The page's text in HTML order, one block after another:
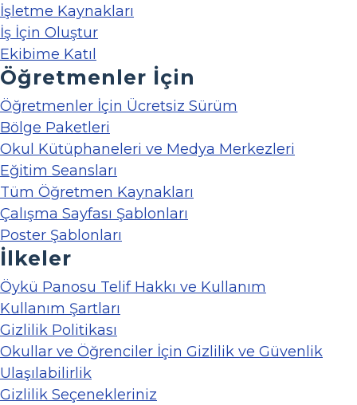
İşletme Kaynakları
İş İçin Oluştur
Ekibime Katıl
Öğretmenler İçin
Öğretmenler İçin Ücretsiz Sürüm
Bölge Paketleri
Okul Kütüphaneleri ve Medya Merkezleri
Eğitim Seansları
Tüm Öğretmen Kaynakları
Çalışma Sayfası Şablonları
Poster Şablonları
İlkeler
Öykü Panosu Telif Hakkı ve Kullanım
Kullanım Şartları
Gizlilik Politikası
Okullar ve Öğrenciler İçin Gizlilik ve Güvenlik
Ulaşılabilirlik
Gizlilik Seçenekleriniz